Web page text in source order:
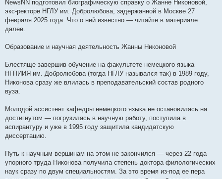
и
е
NewsNN подготовил биографическую справку о Жанне Никоновой,
экс-ректоре НГЛУ им. Добролюбова, задержанной в Москве 27
февраля 2025 года. Что о ней известно — читайте в материале
далее.
Образование и научная деятельность Жанны Никоновой
Блестяще завершив обучение на факультете немецкого языка
НГПИИЯ им. Добролюбова (тогда НГЛУ назывался так) в 1989 году,
Никонова сразу же влилась в преподавательский состав родного
вуза.
Молодой ассистент кафедры немецкого языка не остановилась на
достигнутом — погрузилась в научную работу, поступила в
аспирантуру и уже в 1995 году защитила кандидатскую
диссертацию.
Путь к научным вершинам на этом не закончился — через 22 года
упорного труда Никонова получила степень доктора филологических
наук сразу по двум специальностям. За это время из-под ее пера